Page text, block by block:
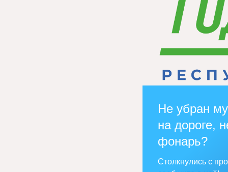
Не убран
на дороге,
фонарь?
Столкнулись с